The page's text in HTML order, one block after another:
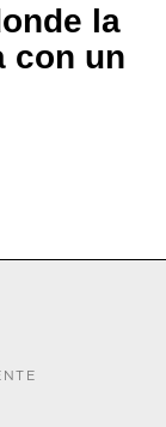
la
con un